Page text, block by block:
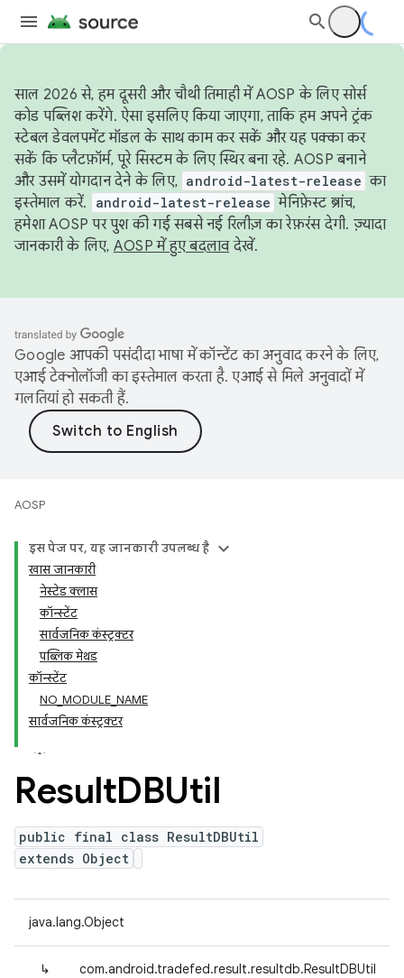
साल 2026 से, हम दूसरी और चौथी तिमाही में AOSP के लिए सोर्स
कोड पब्लिश करेंगे. ऐसा इसलिए किया जाएगा, ताकि हम अपने ट्रंक
स्टेबल डेवलपमेंट मॉडल के साथ काम कर सकें और यह पक्का कर
सकें कि प्लैटफ़ॉर्म, पूरे सिस्टम के लिए स्थिर बना रहे. AOSP बनाने
और उसमें योगदान देने के लिए, android-latest-release का
इस्तेमाल करें.
android-latest-release मेनिफ़ेस्ट ब्रांच,
हमेशा AOSP पर पुश की गई सबसे नई रिलीज़ का रेफ़रंस देगी. ज़्यादा
जानकारी के लिए, AOSP में हुए बदलावदेखें.
Google आपकी पसंदीदा भाषा में कॉन्टेंट का अनुवाद करने के लिए,
एआई टेक्नोलॉजी का इस्तेमाल करता है. एआई से मिले अनुवादों में
गलतियां हो सकती हैं.
AOSP
इस पेज पर, यह जानकारी उपलब्ध है
खास जानकारी
नेस्टेड क्लास
कॉन्स्टेंट
सार्वजनिक कंस्ट्रक्टर
पब्लिक मेथड
कॉन्स्टेंट
NO_MODULE_NAME
सार्वजनिक कंस्ट्रक्टर
ResultDBUtil
public final class ResultDBUtil
extends Object
java.lang.Object
↳ com.android.tradefed.result.resultdb.ResultDBUtil